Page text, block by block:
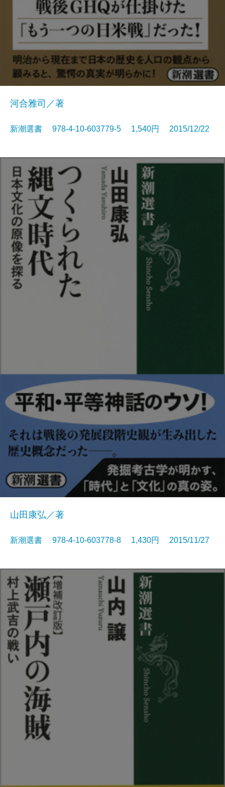
河合雅司／著
新潮選書 978-4-10-603779-5 1,540円 2015/12/22
山田康弘／著
新潮選書 978-4-10-603778-8 1,430円 2015/11/27